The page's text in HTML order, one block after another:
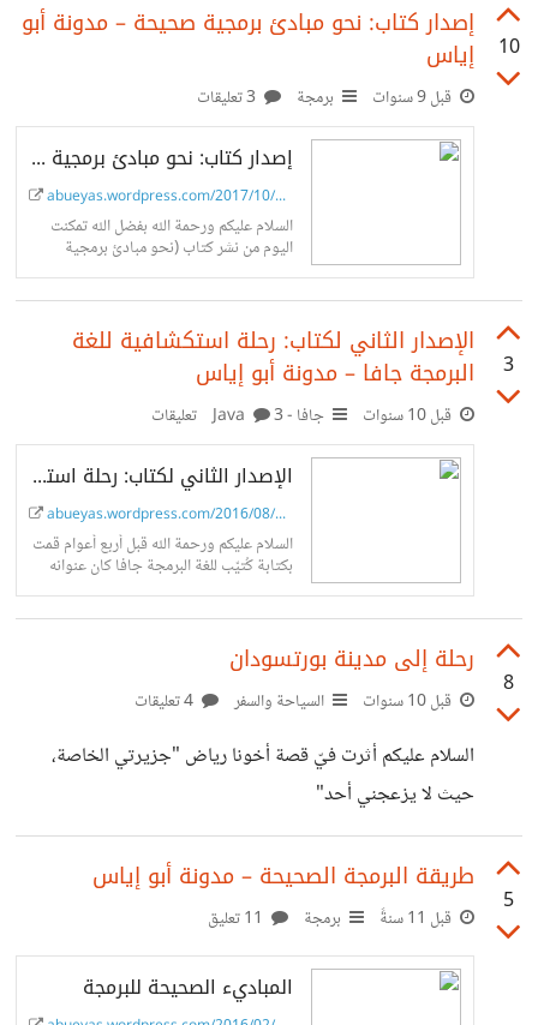
اﻷعلى لنوع المطورين كانت للـ Backend developers ثم
80% من المطورين يمارسونها كهواية، أي بعد الدوام، و حوالي
20% فقط من يمارسونها كمهنة رسمية 3. أن نسبة الذكور بين
10
إصدار كتاب: نحو مبادئ برمجية صحيحة – مدونة أبو
إياس
قبل 9 سنوات برمجة
إصدار كتاب: نحو مبادئ برمجية صحيحة
abueyas.wordpress.com/2017/10/07/softw...
السلام عليكم ورحمة الله بفضل الله تمكنت
اليوم من نشر كتاب (نحو مبادئ برمجية
صحيحة) والذي قمت فيه بتجميع مواضيع
البرمجيات، وقد…
3
اﻹصدار الثاني لكتاب: رحلة استكشافية للغة
البرمجة جافا – مدونة أبو إياس
قبل 10 سنوات جافا - Java3 تعليقات
اﻹصدار الثاني لكتاب: رحلة استكشافية للغة البرمجة جافا
abueyas.wordpress.com/2016/08/26/java-...
السلام عليكم ورحمة الله قبل أربع أعوام قمت
بكتابة كُتيّب للغة البرمجة جافا كان عنوانه
“رحلة يوم مع لغة البرمجة جافا” وكانت
8
رحلة إلى مدينة بورتسودان
قبل 10 سنوات السياحة والسفر
السلام عليكم أثرت فيّ قصة أخونا رياض "جزيرتي الخاصة،
حيث لا يزعجني أحد"
https://io.hsoub.com/content/38325-
%D8%AC%D8%B2%D9%8A%D8%B1%D8%AA%
D9%8A-
%D8%A7%D9%84%D8%AE%D8%A7%D8%B5%D
8%A9-%D8%AD%D9%8A%D8%AB-
5
طريقة البرمجة الصحيحة – مدونة أبو إياس
قبل 11 سنةً برمجة
المباديء الصحيحة للبرمجة